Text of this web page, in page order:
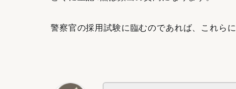
警察官の採用試験に臨むのであれば、 これら